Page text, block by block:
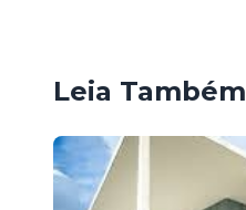
Leia Também